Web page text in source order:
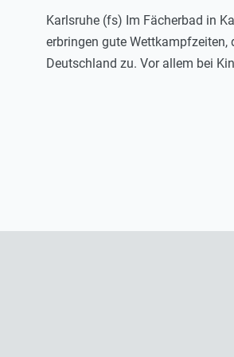
Karlsruhe (fs) Im Fächerbad in
erbringen gute
Deutschland zu. Vor allem bei